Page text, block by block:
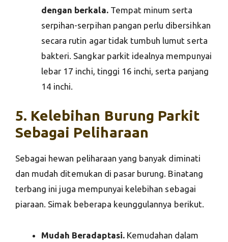
dengan berkala.Tempat minum serta
serpihan-serpihan pangan perlu dibersihkan
secara rutin agar tidak tumbuh lumut serta
bakteri. Sangkar parkit idealnya mempunyai
lebar 17 inchi, tinggi 16 inchi, serta panjang
14 inchi.
5. Kelebihan Burung Parkit
Sebagai Peliharaan
Sebagai hewan peliharaan yang banyak diminati
dan mudah ditemukan di pasar burung. Binatang
terbang ini juga mempunyai kelebihan sebagai
piaraan. Simak beberapa keunggulannya berikut.
Mudah Beradaptasi. Kemudahan dalam